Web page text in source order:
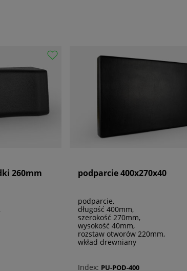
260mm podparcie 400x270x40
podparcie,
długość 400mm,
szerokość 270mm,
wysokość 40mm,
rozstaw otworów 220mm,
wkład drewniany
Index: PU-POD-400